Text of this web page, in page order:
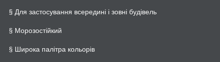
§ Для застосування всередині і зовні будівель
§ Морозостійкий
§ Широка палітра кольорів